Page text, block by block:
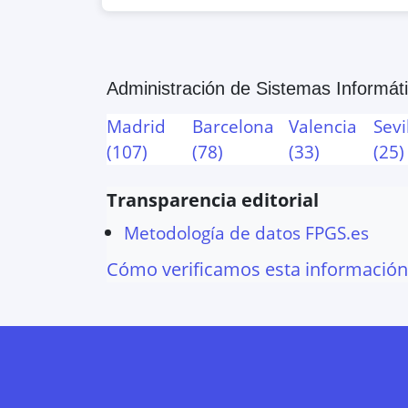
AVDA. DE TUDELA, 30, Tafalla,
ETI
AVDA. TARAZONA, 25, Tudela,
Administración de Sistemas
Madrid
(107)
Barcelona
(78)
Valencia
(33)
(25)
Transparencia editorial
Metodología de datos FPGS.es
Cómo verificamos esta información